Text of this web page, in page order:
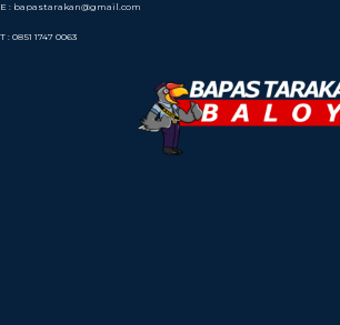
E : bapastarakan@gmail.com
T : 0851 1747 0063